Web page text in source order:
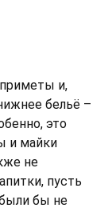
и,
бельё –
это
и майки
не
пусть
бы не